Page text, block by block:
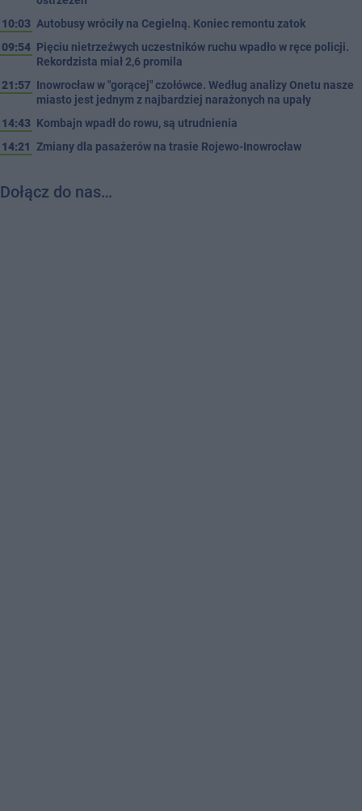
10:03 Autobusy wróciły na Cegielną. Koniec remontu zatok
09:54 Pięciu nietrzeźwych uczestników ruchu wpadło w ręce policji.
Rekordzista miał 2,6 promila
21:57 Inowrocław w "gorącej" czołówce. Według analizy Onetu nasze
miasto jest jednym z najbardziej narażonych na upały
14:43 Kombajn wpadł do rowu, są utrudnienia
14:21 Zmiany dla pasażerów na trasie Rojewo-Inowrocław
Dołącz do nas…